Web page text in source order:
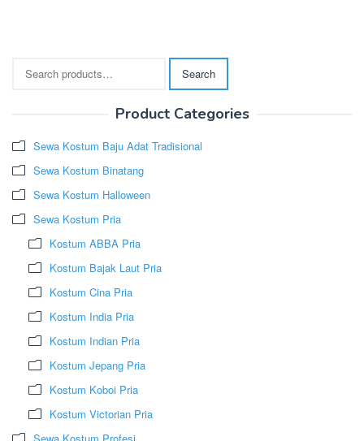
for:
Search
Product Categories
Sewa Kostum Baju Adat Tradisional
Sewa Kostum Binatang
Sewa Kostum Halloween
Sewa Kostum Pria
Kostum ABBA Pria
Kostum Bajak Laut Pria
Kostum Cina Pria
Kostum India Pria
Kostum Indian Pria
Kostum Jepang Pria
Kostum Koboi Pria
Kostum Victorian Pria
Sewa Kostum Profesi